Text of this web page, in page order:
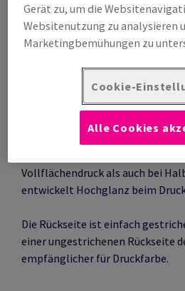
Jetzt bestellen
Zur Sortimentsübersicht
Kontaktieren
Der vollgestrichene
Vollflächendruck als auch bei
entwickelt Hochglanz beim
Die Rückseite ist einfach
einer ungestrichenen Rückseite
empfänglicher für Druckfarbe.
Gerät zu, um die
Websitenutzung zu analysieren
Marketingbemühungen zu
Cookie-
Alle Cookies